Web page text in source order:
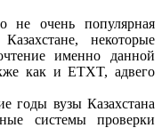
не очень популярная
некоторые
именно данной
как и ETXT, адвего
годы вузы Казахстана
системы проверки